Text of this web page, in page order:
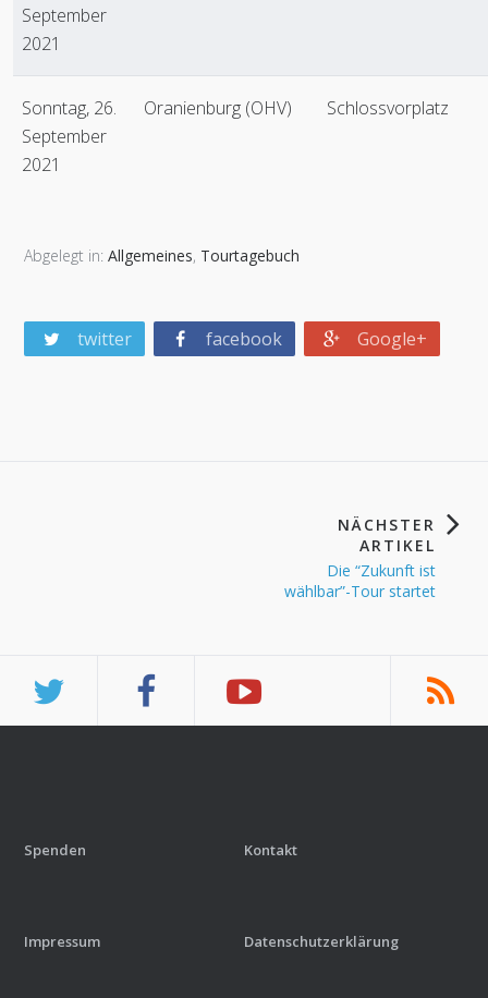
September
2021
Sonntag, 26.
September
2021
Oranienburg (OHV) Schlossvorplatz
Abgelegt in:Allgemeines, Tourtagebuch
twitter facebook Google+
NÄCHSTER
ARTIKEL
Die “Zukunft ist
wählbar”-Tour startet
Spenden Kontakt
Impressum Datenschutzerklärung